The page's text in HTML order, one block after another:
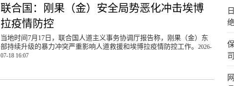
联合国：刚果（金）安全局势恶化冲击埃博
拉疫情防控
当地时间7月17日，联合国人道主义事务协调厅报告称，刚果（金）东
部持续升级的暴力冲突严重影响人道救援和埃博拉疫情防控工作。2026-
07-18 16:07